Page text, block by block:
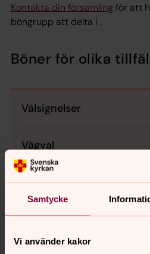
Samtycke
Vi använder kakor
Kontakta din församling för att
böngrupp att delta i .
Böner för olika
Välsignelser
Vägval
Oro
Sjukdom och sorg